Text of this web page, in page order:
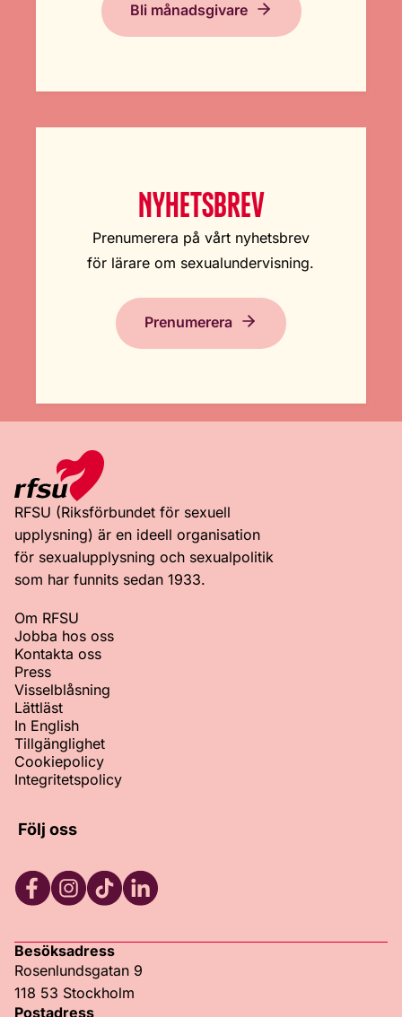
Bli månadsgivare
NYHETSBREV
Prenumerera på vårt nyhetsbrev
för lärare om sexualundervisning.
Prenumerera
RFSU (Riksförbundet för sexuell
upplysning) är en ideell organisation
för sexualupplysning och sexualpolitik
som har funnits sedan 1933.
Om RFSU
Jobba hos oss
Kontakta oss
Press
Visselblåsning
Lättläst
In English
Tillgänglighet
Cookiepolicy
Integritetspolicy
Följ oss
Besöksadress
Rosenlundsgatan 9
118 53 Stockholm
Postadress